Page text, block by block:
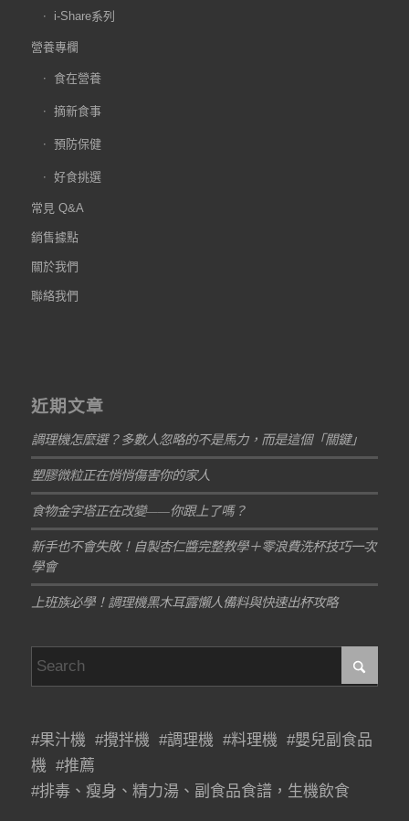
i-Share系列
營養專欄
食在營養
摘新食事
預防保健
好食挑選
常見 Q&A
銷售據點
關於我們
聯絡我們
近期文章
調理機怎麼選？多數人忽略的不是馬力，而是這個「關鍵」
塑膠微粒正在悄悄傷害你的家人
食物金字塔正在改變——你跟上了嗎？
新手也不會失敗！自製杏仁醬完整教學＋零浪費洗杯技巧一次
學會
上班族必學！調理機黑木耳露懶人備料與快速出杯攻略
#果汁機 #攪拌機 #調理機 #料理機 #嬰兒副食品
機 #推薦
#排毒、瘦身、精力湯、副食品食譜，生機飲食